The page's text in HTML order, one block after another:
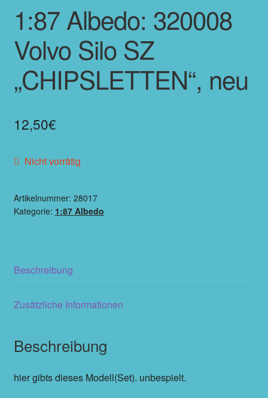
1:87 Albedo: 320008
Volvo Silo SZ
„CHIPSLETTEN“, neu
12,50€
Nicht vorrätig
Artikelnummer: 28017
Kategorie: 1:87 Albedo
Beschreibung
Zusätzliche Informationen
Beschreibung
hier gibts dieses Modell(Set). unbespielt.